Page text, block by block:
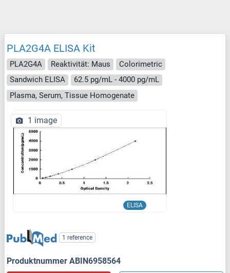
PLA2G4A ELISA Kit
PLA2G4A Reaktivität: Maus
Colorimetric
Sandwich ELISA
62.5 pg/mL - 4000 pg/mL
Plasma, Serum, Tissue Homogenate
ELISA
1 image
1 reference
Produktnummer ABIN6958564